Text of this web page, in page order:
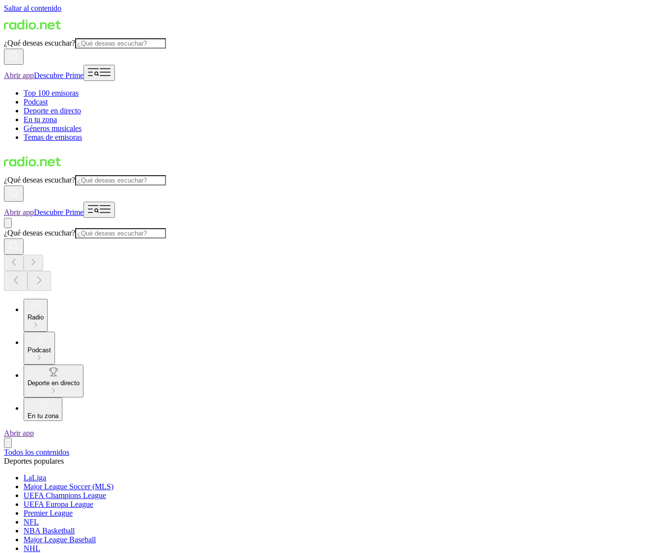
Saltar al contenido
¿Qué deseas escuchar?
Abrir appDescubre Prime
Top 100 emisoras
Podcast
Deporte en directo
En tu zona
Géneros musicales
Temas de emisoras
¿Qué deseas escuchar?
Abrir appDescubre Prime
¿Qué deseas escuchar?
Radio
Podcast
Deporte en directo
En tu zona
Abrir app
Todos los contenidos
Deportes populares
LaLiga
Major League Soccer (MLS)
UEFA Champions League
UEFA Europa League
Premier League
NFL
NBA Basketball
Major League Baseball
NHL